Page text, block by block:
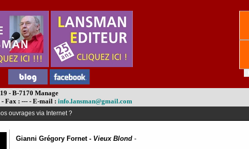
- B-7170 Manage
- Fax : --- - E-mail : info.lansman@gmail.com
ouvrages via Internet ?
Gianni Grégory Fornet - Vieux Blond -